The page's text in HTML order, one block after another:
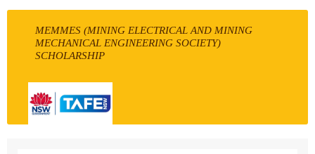
MEMMES (MINING ELECTRICAL AND MINING
MECHANICAL ENGINEERING SOCIETY)
SCHOLARSHIP